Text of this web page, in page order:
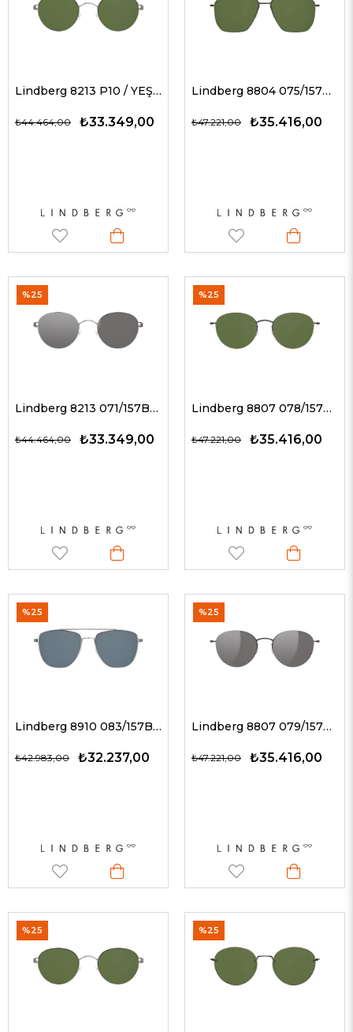
Lindberg 8213 P10 / YEŞİL 49 G Unisex Güneş Gözlükleri
₺33.349,00
₺44.464,00
Lindberg 8804 075/157BL U9 / YEŞİL 54-15 G Unisex Güneş Gözlükleri
₺35.416,00
₺47.221,00
Lindberg 8213 071/157BL P10 / FÜME AYNA 49-21 G Unisex Güneş Gözlükleri
₺33.349,00
₺44.464,00
%25
Lindberg 8807 078/157BL U9/U9 / YEŞİL 52-20 G Unisex Güneş Gözlükleri
₺35.416,00
₺47.221,00
%25
Lindberg 8910 083/157BL P10 / FÜME AYNA 55-19 G Unisex Güneş Gözlükleri
₺32.237,00
₺42.983,00
%25
Lindberg 8807 079/157BL U9/U9 / FÜME AYNA 52-20 G Unisex Güneş Gözlükleri
₺35.416,00
₺47.221,00
%25
%25 %25